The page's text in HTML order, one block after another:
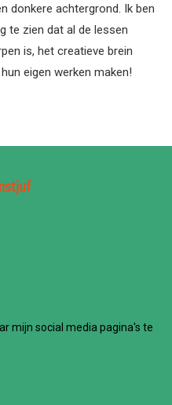
donkere achtergrond. Ik ben
te zien dat al de lessen
is, het creatieve brein
eigen werken maken!
mijn social media pagina's te